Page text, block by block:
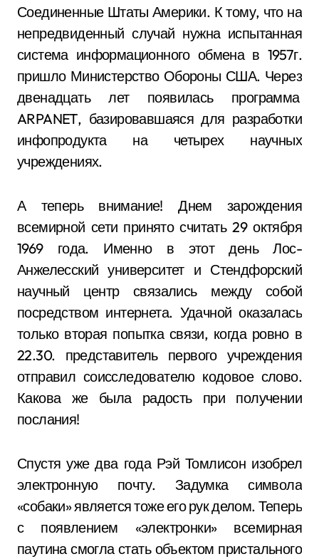
Соединенные Штаты Америки. К тому, что на
непредвиденный случай нужна испытанная
система информационного обмена в 1957г.
пришло Министерство Обороны США. Через
двенадцать лет появилась программа
ARPANET, базировавшаяся для разработки
инфопродукта на четырех научных
учреждениях.
А теперь внимание! Днем зарождения
всемирной сети принято считать 29 октября
1969 года. Именно в этот день Лос-
Анжелесский университет и Стендфорский
научный центр связались между собой
посредством интернета. Удачной оказалась
только вторая попытка связи, когда ровно в
22.30. представитель первого учреждения
отправил соисследователю кодовое слово.
Какова же была радость при получении
послания!
Спустя уже два года Рэй Томлисон изобрел
электронную почту. Задумка символа
«собаки» является тоже его рук делом. Теперь
с появлением «электронки» всемирная
паутина смогла стать объектом пристального